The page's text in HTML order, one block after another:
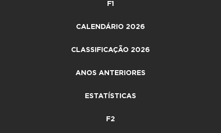
F1
CALENDÁRIO 2026
CLASSIFICAÇÃO 2026
ANOS ANTERIORES
ESTATÍSTICAS
F2